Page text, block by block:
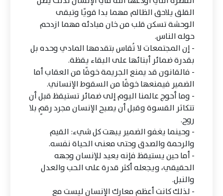
القلق يلاحق الظالم مهما بدا قويًا وتبقى
الوحشة تسكن قلب من خان مبادئه مهما ازدحم
حوله الناس.
- إن المجتمعات لا تُقاس بتقدمها المادي وحده بل
بقدرة ضمائر أبنائها على البقاء يقظة.
- فالقانون قد يمنع الجريمة خوفًا من العقاب أما
الضمير فيمنعها خوفًا من السقوط الإنساني.
- وما أحوج عالمنا اليوم إلى ضمائر تستيقظ قبل أن
تتكاثر القسوة وقبل أن يصبح الإنسان مجرد رقمٍ بلا
روح.
- وحينما يغفو الضمير يبهت كل شيء: القيم
والرحمة والصدق وحتى معنى الحياة نفسه.
- أما حين يستيقظ فإنه يعيد للإنسان وجهه
الحقيقي، ويجعله أكثر قدرة على الحب والعدل
والنبل.
- لذلك كانت أعظم معارك الإنسان ليست مع